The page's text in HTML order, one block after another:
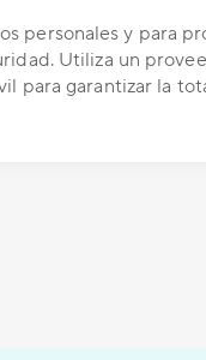
personales y para
Utiliza un
para garantizar la